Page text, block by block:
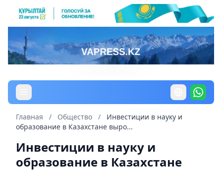
Главная / Общество /
Инвестиции в науку и
образование в Казахстане выро...
Инвестиции в науку и
образование в Казахстане